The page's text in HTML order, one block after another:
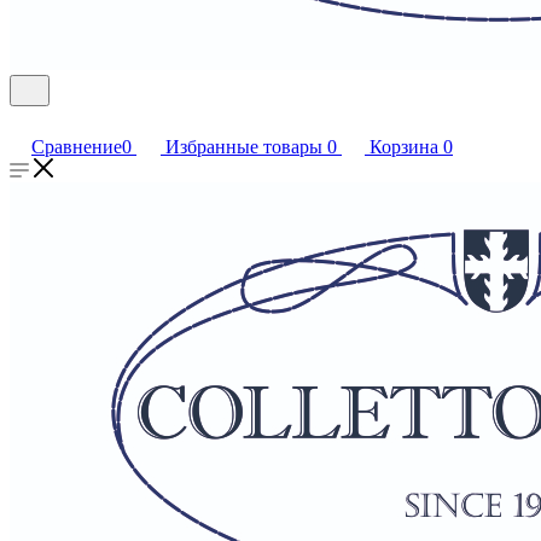
Сравнение0 Избранные товары 0 Корзина 0